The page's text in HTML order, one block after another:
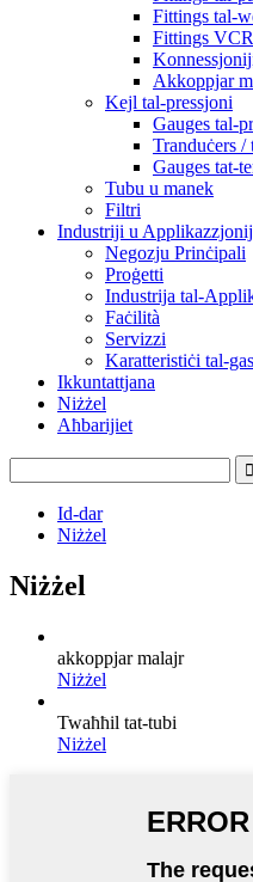
Fittings tal-
Fittings VCR
Akkoppjar
Kejl tal-pressjoni
Gauges tal-
Tranduċers /
Gauges tat-
Tubu u manek
Filtri
Industriji u
Negozju Prinċipali
Proġetti
Industrija tal-
Faċilità
Servizzi
Karatteristiċi tal-
Ikkuntattjana
Niżżel
Aħbarijiet
Id-dar
Niżżel
Niżżel
akkoppjar malajr
Niżżel
Twaħħil tat-tubi
Niżżel